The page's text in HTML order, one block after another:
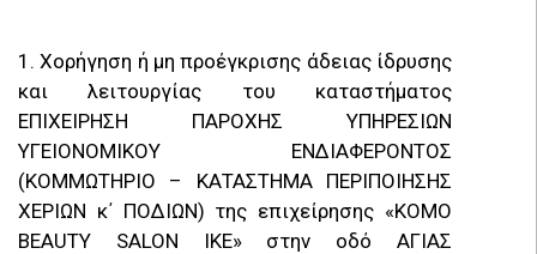
1. Χορήγηση ή μη προέγκρισης άδειας ίδρυσης
και λειτουργίας του καταστήματος
ΕΠΙΧΕΙΡΗΣΗ ΠΑΡΟΧΗΣ ΥΠΗΡΕΣΙΩΝ
ΥΓΕΙΟΝΟΜΙΚΟΥ ΕΝΔΙΑΦΕΡΟΝΤΟΣ
(ΚΟΜΜΩΤΗΡΙΟ – ΚΑΤΑΣΤΗΜΑ ΠΕΡΙΠΟΙΗΣΗΣ
ΧΕΡΙΩΝ κ΄ ΠΟΔΙΩΝ) της επιχείρησης «ΚΟΜΟ
BEAUTY SALON ΙΚΕ» στην οδό ΑΓΙΑΣ